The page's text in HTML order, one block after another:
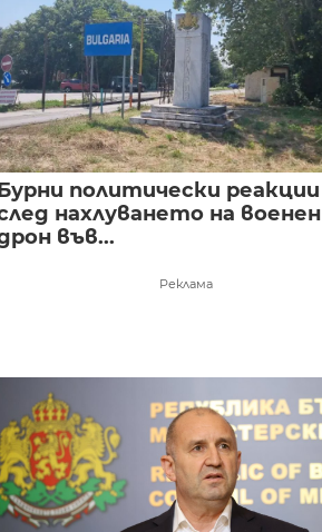
политически реакции
нахлуването на военен
във...
Реклама